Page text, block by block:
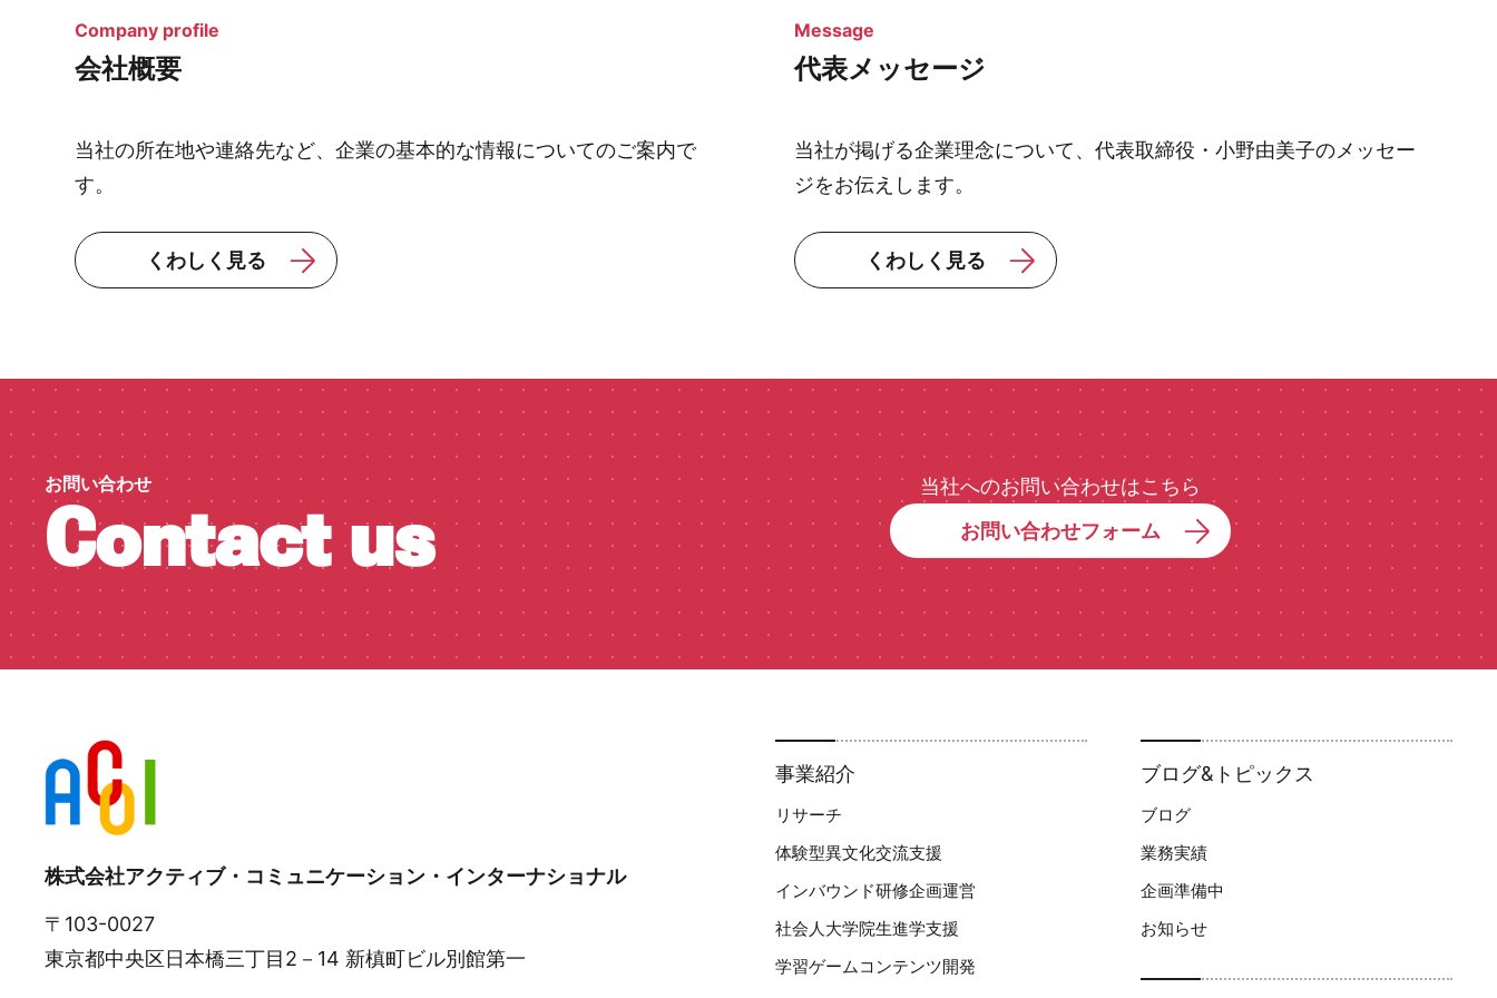
Company profile
会社概要
当社の所在地や連絡先など、企業の基本的な情報についてのご案内で
す。
くわしく見る
Message
代表メッセージ
当社が掲げる企業理念について、代表取締役・小野由美子のメッセー
ジをお伝えします。
くわしく見る
お問い合わせ
Contact us
当社へのお問い合わせはこちら
お問い合わせフォーム
株式会社アクティブ・コミュニケーション・インターナショナル
〒103-0027
東京都中央区日本橋三丁目2－14 新槙町ビル別館第一
事業紹介
リサーチ
体験型異文化交流支援​
インバウンド研修企画運営
社会人大学院生進学支援
学習ゲームコンテンツ開発
ブログ&トピックス
ブログ
業務実績
企画準備中
お知らせ